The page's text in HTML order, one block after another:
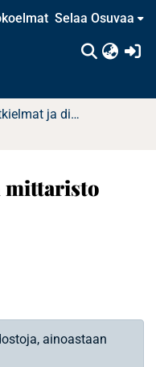
Selaa Osuvaa
Pro gradu -tutkielmat ja diplomityöt
mittaristo
ainoastaan